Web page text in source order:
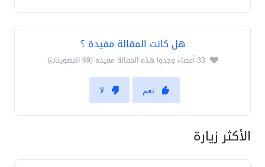
هل كانت المقالة مفيدة ؟
33 أعضاء وجدوا هذه المقالة مفيدة (69 التصويتات)
نعم لا
الأكثر زيارة